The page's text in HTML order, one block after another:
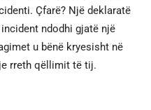
Çfarë? Një deklaratë
incident ndodhi gjatë një
u bënë kryesisht në
rreth qëllimit të tij.